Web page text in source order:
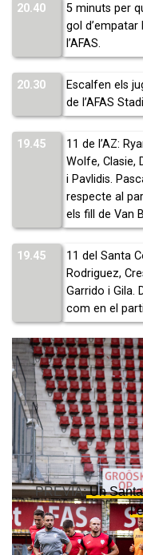
20.40
5 minuts per
gol d’empatar
l’AFAS.
20.30
Escalfen els
de l’AFAS
19.45
11 de l’AZ:
Wolfe, Clasie,
i Pavlidis.
respecte al
els fill de Van
19.45
11 del Santa
Rodriguez,
Garrido i Gila.
com en el
PRÈVIA:Un